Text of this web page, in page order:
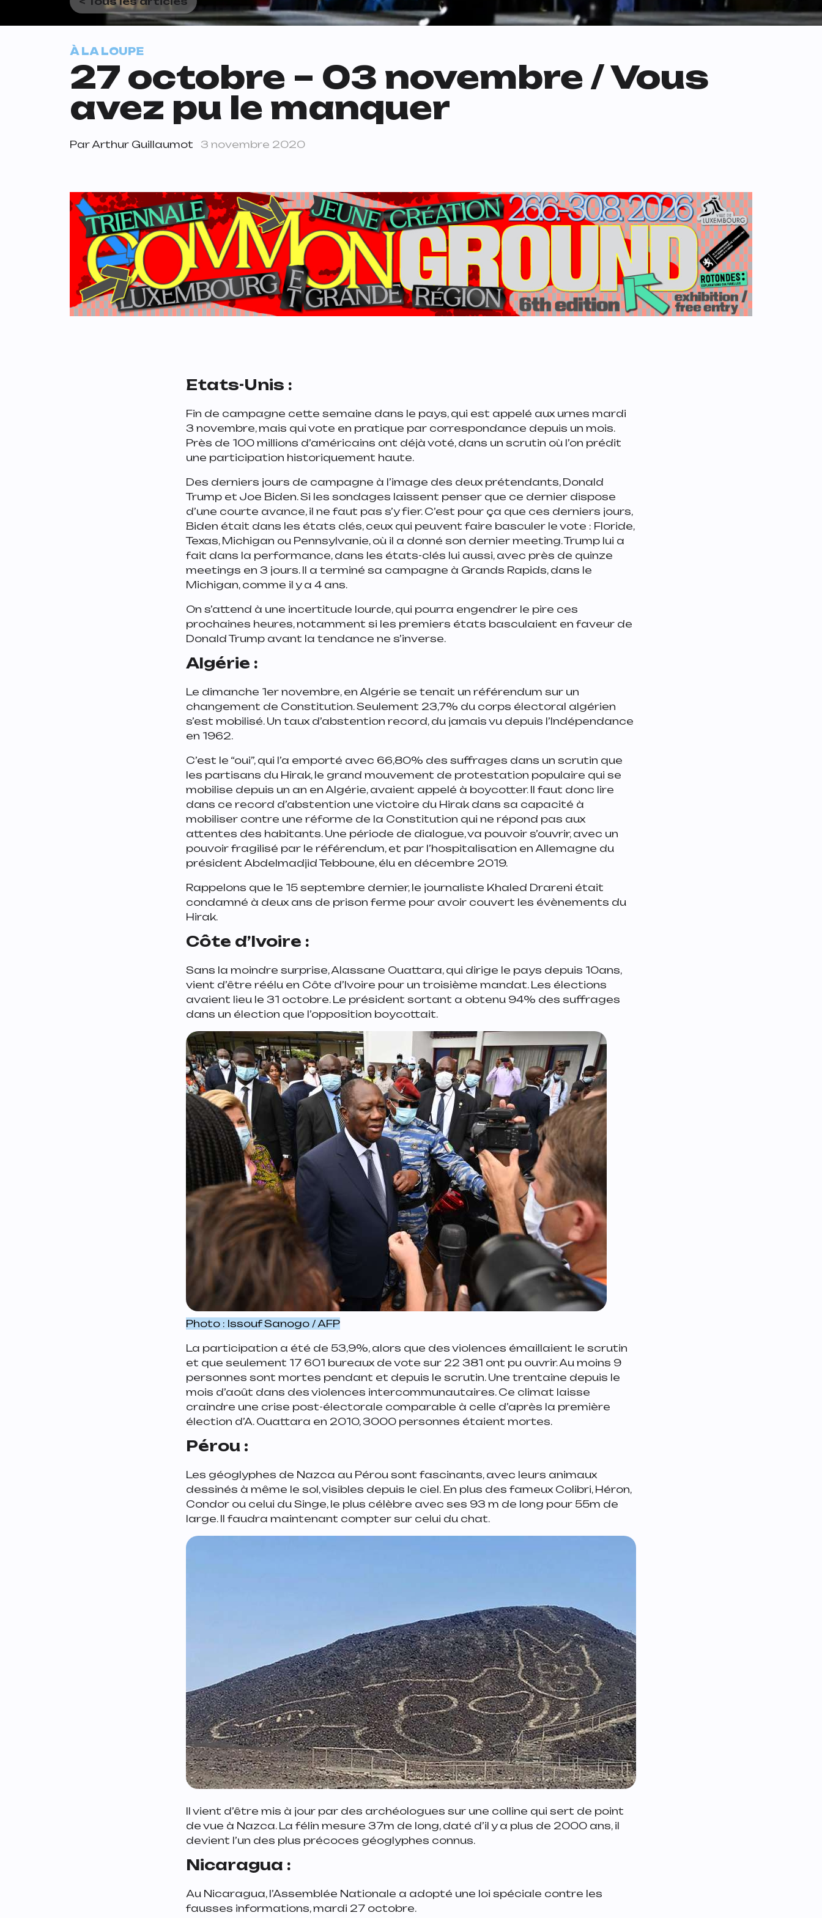
À LA LOUPE
27 octobre – 03 novembre / Vous
avez pu le manquer
ParArthur Guillaumot 3 novembre 2020
Etats-Unis :
Fin de campagne cette semaine dans le pays, qui est appelé aux urnes mardi
3 novembre, mais qui vote en pratique par correspondance depuis un mois.
Près de 100 millions d’américains ont déjà voté, dans un scrutin où l’on prédit
une participation historiquement haute.
Des derniers jours de campagne à l’image des deux prétendants, Donald
Trump et Joe Biden. Si les sondages laissent penser que ce dernier dispose
d’une courte avance, il ne faut pas s’y fier. C’est pour ça que ces derniers jours,
Biden était dans les états clés, ceux qui peuvent faire basculer le vote : Floride,
Texas, Michigan ou Pennsylvanie, où il a donné son dernier meeting. Trump lui a
fait dans la performance, dans les états-clés lui aussi, avec près de quinze
meetings en 3 jours. Il a terminé sa campagne à Grands Rapids, dans le
Michigan, comme il y a 4 ans.
On s’attend à une incertitude lourde, qui pourra engendrer le pire ces
prochaines heures, notamment si les premiers états basculaient en faveur de
Donald Trump avant la tendance ne s’inverse.
Algérie :
Le dimanche 1er novembre, en Algérie se tenait un référendum sur un
changement de Constitution. Seulement 23,7% du corps électoral algérien
s’est mobilisé. Un taux d’abstention record, du jamais vu depuis l’Indépendance
en 1962.
C’est le “oui”, qui l’a emporté avec 66,80% des suffrages dans un scrutin que
les partisans du Hirak, le grand mouvement de protestation populaire qui se
mobilise depuis un an en Algérie, avaient appelé à boycotter. Il faut donc lire
dans ce record d’abstention une victoire du Hirak dans sa capacité à
mobiliser contre une réforme de la Constitution qui ne répond pas aux
attentes des habitants. Une période de dialogue, va pouvoir s’ouvrir, avec un
pouvoir fragilisé par le référendum, et par l’hospitalisation en Allemagne du
président Abdelmadjid Tebboune, élu en décembre 2019.
Rappelons que le 15 septembre dernier, le journaliste Khaled Drareni était
condamné à deux ans de prison ferme pour avoir couvert les évènements du
Hirak.
Côte d’Ivoire :
Sans la moindre surprise, Alassane Ouattara, qui dirige le pays depuis 10ans,
vient d’être réélu en Côte d’Ivoire pour un troisième mandat. Les élections
avaient lieu le 31 octobre. Le président sortant a obtenu 94% des suffrages
dans un élection que l’opposition boycottait.
Photo : Issouf Sanogo / AFP
La participation a été de 53,9%, alors que des violences émaillaient le scrutin
et que seulement 17 601 bureaux de vote sur 22 381 ont pu ouvrir. Au moins 9
personnes sont mortes pendant et depuis le scrutin. Une trentaine depuis le
mois d’août dans des violences intercommunautaires. Ce climat laisse
craindre une crise post-électorale comparable à celle d’après la première
élection d’A. Ouattara en 2010, 3000 personnes étaient mortes.
Pérou :
Les géoglyphes de Nazca au Pérou sont fascinants, avec leurs animaux
dessinés à même le sol, visibles depuis le ciel. En plus des fameux Colibri, Héron,
Condor ou celui du Singe, le plus célèbre avec ses 93 m de long pour 55m de
large. Il faudra maintenant compter sur celui du chat.
Il vient d’être mis à jour par des archéologues sur une colline qui sert de point
de vue à Nazca. La félin mesure 37m de long, daté d’il y a plus de 2000 ans, il
devient l’un des plus précoces géoglyphes connus.
Nicaragua :
Au Nicaragua, l’Assemblée Nationale a adopté une loi spéciale contre les
fausses informations, mardi 27 octobre.